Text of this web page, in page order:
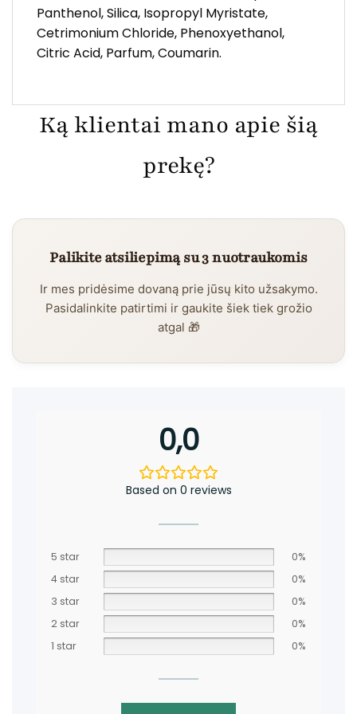
Panthenol, Silica, Isopropyl Myristate,
Cetrimonium Chloride, Phenoxyethanol,
Citric Acid, Parfum, Coumarin.
Ką klientai mano apie šią
prekę?
Palikite atsiliepimą su 3 nuotraukomis
Ir mes pridėsime dovaną prie jūsų kito užsakymo.
Pasidalinkite patirtimi ir gaukite šiek tiek grožio
atgal 🎁
0,0
Based on 0 reviews
5 star
0%
4 star
0%
3 star
0%
2 star
0%
1 star
0%